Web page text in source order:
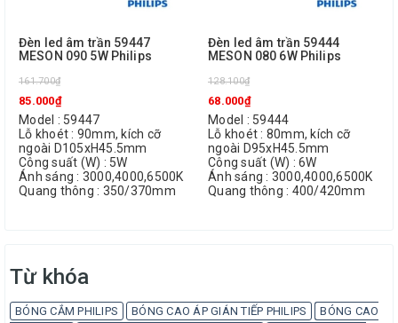
Đèn led âm trần 59447
MESON 090 5W Philips
161.700₫
85.000₫
Model : 59447
Lỗ khoét : 90mm, kích cỡ
ngoài D105xH45.5mm
Công suất (W) : 5W
Ánh sáng : 3000,4000,6500K
Quang thông : 350/370mm
Đèn led âm trần 59444
MESON 080 6W Philips
128.100₫
68.000₫
Model : 59444
Lỗ khoét : 80mm, kích cỡ
ngoài D95xH45.5mm
Công suất (W) : 6W
Ánh sáng : 3000,4000,6500K
Quang thông : 400/420mm
Từ khóa
BÓNG CẮM PHILIPS BÓNG CAO ÁP GIÁN TIẾP PHILIPS
BÓNG CAO